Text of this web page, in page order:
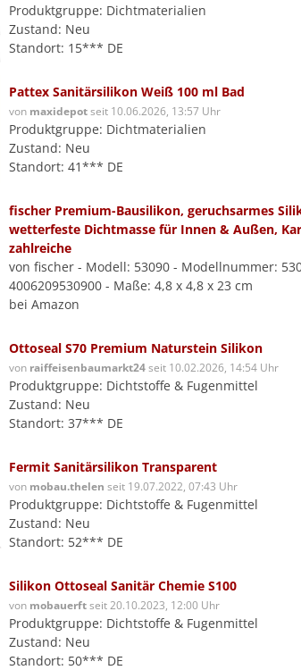
Produktgruppe: Dichtmaterialien
Zustand: Neu
Standort: 15*** DE
Pattex Sanitärsilikon Weiß 100 ml Bad
von maxidepotseit 10.06.2026, 13:57 Uhr
Produktgruppe: Dichtmaterialien
Zustand: Neu
Standort: 41*** DE
fischer Premium-Bausilikon, geruchsarmes
wetterfeste Dichtmasse für Innen & Außen,
zahlreiche
von fischer - Modell: 53090 - Modellnummer:
4006209530900 - Maße: 4,8 x 4,8 x 23 cm
bei Amazon
Ottoseal S70 Premium Naturstein Silikon
von raiffeisenbaumarkt24seit 10.02.2026, 14:54 Uhr
Produktgruppe: Dichtstoffe & Fugenmittel
Zustand: Neu
Standort: 37*** DE
Fermit Sanitärsilikon Transparent
von mobau.thelen seit 19.07.2022, 07:43 Uhr
Produktgruppe: Dichtstoffe & Fugenmittel
Zustand: Neu
Standort: 52*** DE
Silikon Ottoseal Sanitär Chemie S100
von mobauerftseit 20.10.2023, 12:00 Uhr
Produktgruppe: Dichtstoffe & Fugenmittel
Zustand: Neu
Standort: 50*** DE